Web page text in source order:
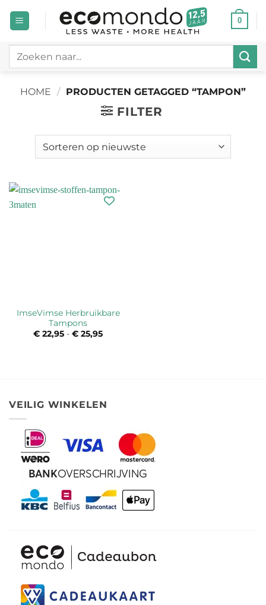
naar
0
Zoeken
HOME / PRODUCTEN GETAGGED “TAMPON”
FILTER
ImseVimse Herbruikbare
Tampons
€ 22,95 - € 25,95
VEILIG WINKELEN